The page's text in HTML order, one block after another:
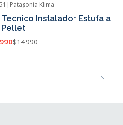
| Patagonia Klima
Instalador Estufa a
Pellet
$14.990